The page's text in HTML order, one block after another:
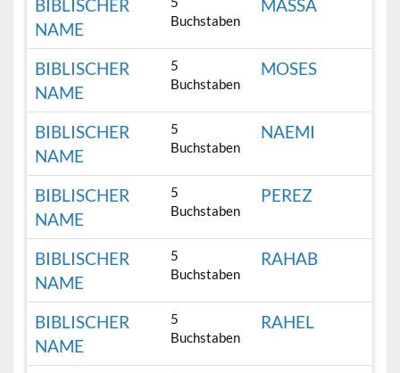
BIBLISCHER
NAME
Buchstaben
MASSA
BIBLISCHER
NAME
5
Buchstaben
MOSES
BIBLISCHER
NAME
5
Buchstaben
NAEMI
BIBLISCHER
NAME
5
Buchstaben
PEREZ
BIBLISCHER
NAME
5
Buchstaben
RAHAB
BIBLISCHER
NAME
5
Buchstaben
RAHEL